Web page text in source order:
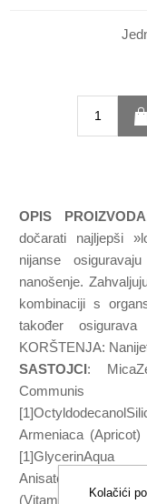
OPIS PROIZVODA
dočarati najljepši
nijanse
nanošenje.
kombinaciji s
također
KORŠTENJA:
SASTOJCI:
Armeniaca
[1]GlycerinAqua
(Vitamin C)Citric
Kolačići